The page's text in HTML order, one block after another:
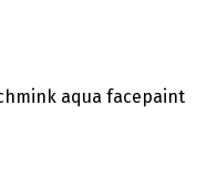
aqua facepaint